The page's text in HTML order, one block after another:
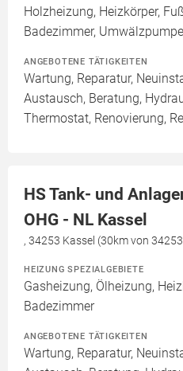
Holzheizung, Heizkörper,
Badezimmer, Umwälzpumpe
ANGEBOTENE TÄTIGKEITEN
Wartung, Reparatur,
Austausch, Beratung,
Thermostat, Renovierung,
HS Tank- und
OHG - NL Kassel
, 34253 Kassel (30km von
HEIZUNG SPEZIALGEBIETE
Gasheizung, Ölheizung,
Badezimmer
ANGEBOTENE TÄTIGKEITEN
Wartung, Reparatur,